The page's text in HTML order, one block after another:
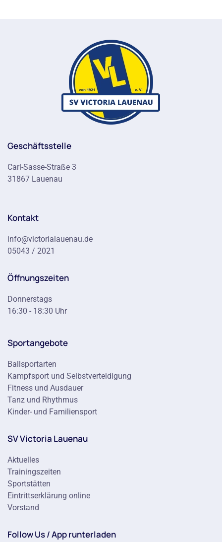
Geschäftsstelle
Carl-Sasse-Straße 3
31867 Lauenau
Kontakt
info@victorialauenau.de
05043 / 2021
Öffnungszeiten
Donnerstags
16:30 - 18:30 Uhr
Sportangebote
Ballsportarten
Kampfsport und Selbstverteidigung
Fitness und Ausdauer
Tanz und Rhythmus
Kinder- und Familiensport
SV Victoria Lauenau
Aktuelles
Trainingszeiten
Sportstätten
Eintrittserklärung online
Vorstand
Follow Us / App runterladen